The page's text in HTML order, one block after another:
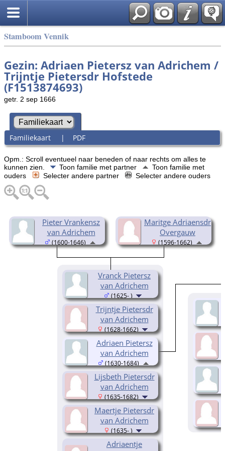
Stamboom Vennik
Gezin: Adriaen Pietersz van Adrichem /
Trijntje Pietersdr Hofstede
(F1513874693)
getr. 2 sep 1666
Familiekaart | PDF
Opm.: Scroll eventueel naar beneden of naar rechts om alles te
kunnen zien.
Toon familie met partner
Toon familie met
ouders
Selecter andere partner Selecter andere ouders
Pieter Vrankensz
van Adrichem
(1600-1646)
Maritge Adriaensdr
Overgauw
(1596-1662)
Vranck Pietersz
van Adrichem
(1625- )
Trijntje Pietersdr
van Adrichem
(1628-1662)
Lijsbeth Pietersdr
van Adrichem
(1635-1682)
Maertje Pietersdr
van Adrichem
(1635- )
Adriaentje
Adriaen Pietersz
van Adrichem
(1630-1684)